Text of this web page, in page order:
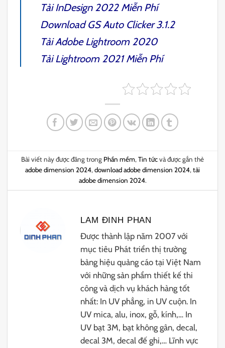
TảiInDesign 2022Miễn Phí
DownloadGS Auto Clicker 3.1.2
TảiAdobe Lightroom 2020
TảiLightroom 2021Miễn Phí
Bài viết này được đăng trong Phần mềm,Tin tứcvà được gắn thẻ
adobe dimension 2024,download adobe dimension 2024,tải
adobe dimension 2024.
LAM ĐINH PHAN
Được thành lập năm 2007 với
mục tiêu Phát triển thị trường
bảng hiệu quảng cáo tại Việt Nam
với những sản phẩm thiết kế thi
công và dịch vụ khách hàng tốt
nhất: In UV phẳng, in UV cuộn. In
UV mica, alu, inox, gỗ, kính,… In
UV bạt 3M, bạt không gân, decal,
decal 3M, decal đế ghi,… Lĩnh vực